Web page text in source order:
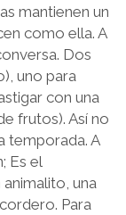
mantienen un
como ella. A
Dos
uno para
con una
frutos). Así no
temporada. A
Es el
una
Para